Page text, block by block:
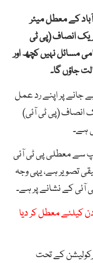
آباد کے معطل میئر
انصاف (پی ٹی
مسائل نہیں کچھ اور
جاؤں گا۔
پر اپنے رد عمل
انصاف (پی ٹی آئی)
ہے۔
سے معطلی پی ٹی آئی
تصویر ہے، یہی وجہ
کے نشانے پر ہے۔
اسلام آباد شیخ انصر عزیزکو90دن کیلئے معطل کر دیا
کے تحت